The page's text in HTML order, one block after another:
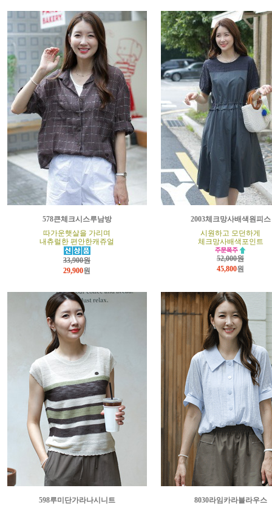
578큰체크시스루남방
따가운햇살을 가리며
내츄럴한 편안한캐쥬얼
33,900원
29,900원
2003체크망사배색원피스
시원하고 모던하게
체크망사배색포인트
52,000원
45,800원
598루미단가라나시니트
8030라임카라블라우스